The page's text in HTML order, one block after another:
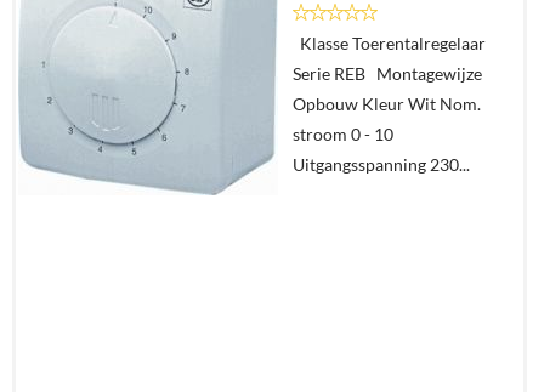
Details
In
Klasse Toerentalregelaar
Serie REB Montagewijze
Opbouw Kleur Wit Nom.
stroom 0 - 10
Uitgangsspanning 230...